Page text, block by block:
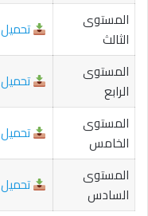
المستوى
الثالث
تحميل
المستوى
الرابع
تحميل
المستوى
الخامس
تحميل
المستوى
السادس
تحميل